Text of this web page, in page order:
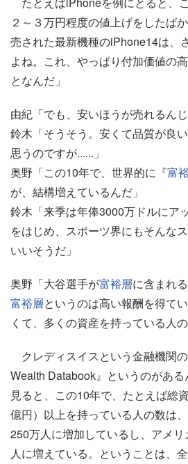
２～３万円程度の値上げをしたば
売された最新機種のiPhone14は、
よね。これ、やっぱり付加価値の
となんだ」
由紀「でも、安いほうが売れるん
鈴木「そうそう。安くて品質が良
思うのですが......」
奥野「この10年で、世界的に『富
が、結構増えているんだ」
鈴木「来季は年俸3000万ドルにア
をはじめ、スポーツ界にもそんな
いいそうだ」
奥野「大谷選手が富裕層に含まれ
富裕層というのは高い報酬を得て
くて、多くの資産を持っている人
クレディスイスという金融機関
Wealth Databook』というのがあ
見ると、この10年で、たとえば総
億円）以上を持っている人の数は
250万人に増加しているし、アメ
人に増えている。ということは、